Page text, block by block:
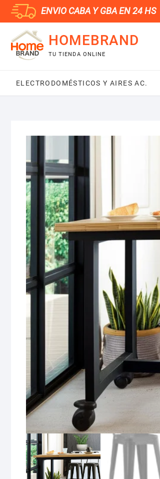
Saltar
contenido
ENVIO CABA Y GBA EN 24 HS
HOMEBRAND
TU TIENDA ONLINE
ELECTRODOMÉSTICOS Y AIRES AC.